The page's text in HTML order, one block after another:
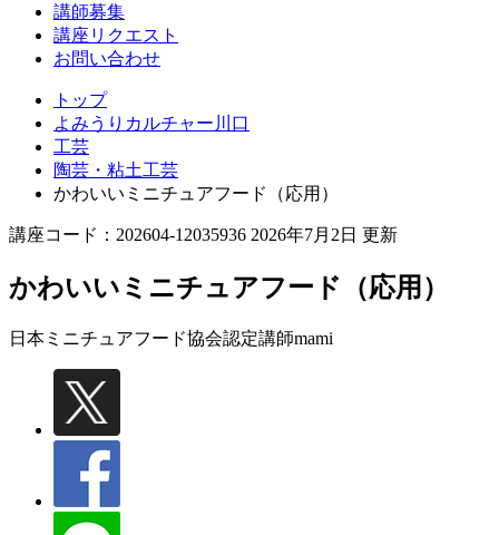
講師募集
講座リクエスト
お問い合わせ
トップ
よみうりカルチャー川口
工芸
陶芸・粘土工芸
かわいいミニチュアフード（応用）
講座コード：202604-12035936 2026年7月2日 更新
かわいいミニチュアフード（応用）
日本ミニチュアフード協会認定講師mami